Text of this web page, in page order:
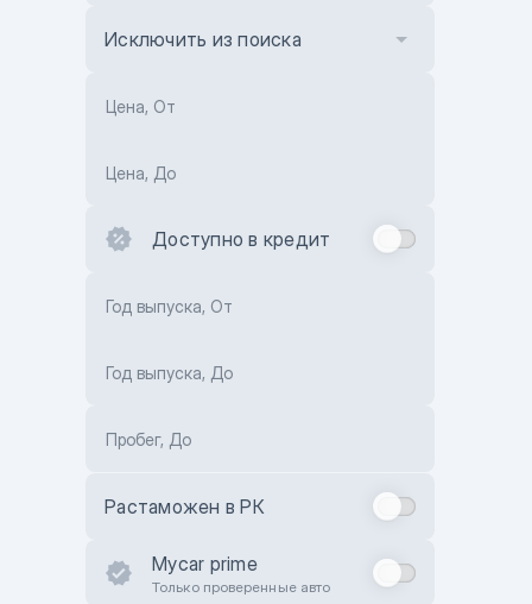
Исключить из поиска
Цена, От
Цена, До
Доступно в кредит
Год выпуска, От
Год выпуска, До
Пробег, До
Растаможен в РК
Mycar prime
Только проверенные авто